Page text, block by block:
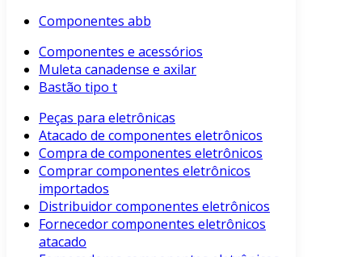
Componentes abb
Componentes e acessórios
Muleta canadense e axilar
Bastão tipo t
Peças para eletrônicas
Atacado de componentes eletrônicos
Compra de componentes eletrônicos
Comprar componentes eletrônicos
importados
Distribuidor componentes eletrônicos
Fornecedor componentes eletrônicos
atacado